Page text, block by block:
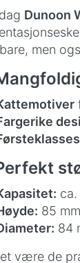
Dunoon
men
85 mm
84
være de